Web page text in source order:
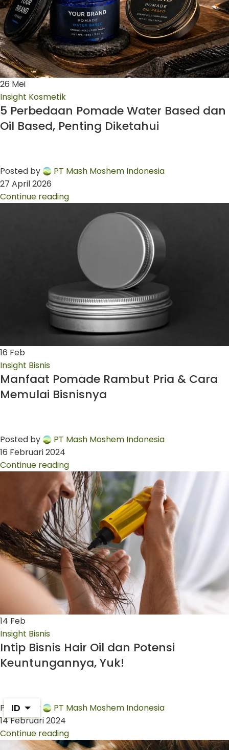
26 Mei
Insight Kosmetik
5 Perbedaan Pomade Water Based dan
Oil Based, Penting Diketahui
Posted by
PT Mash Moshem Indonesia
27 April 2026
Continue reading
16 Feb
Insight Bisnis
Manfaat Pomade Rambut Pria & Cara
Memulai Bisnisnya
Posted by
PT Mash Moshem Indonesia
16 Februari 2024
Continue reading
14 Feb
Insight Bisnis
Intip Bisnis Hair Oil dan Potensi
Keuntungannya, Yuk!
Posted by
PT Mash Moshem Indonesia
14 Februari 2024
Continue reading
ID